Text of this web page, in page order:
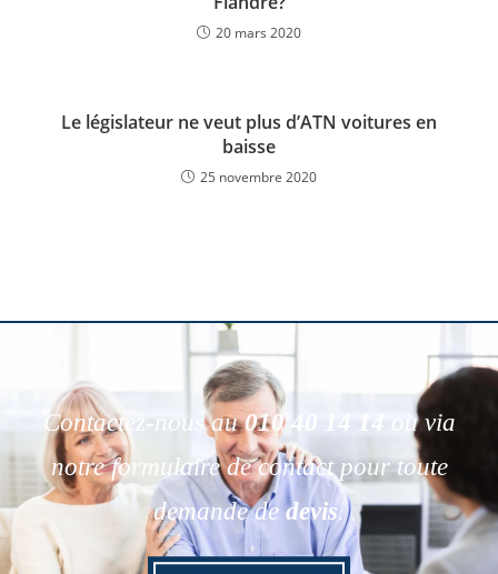
20 mars 2020
Le législateur ne veut plus d’ATN voitures en
baisse
25 novembre 2020
Contactez-nous au010 40 14 14
ou via
notre formulaire de contact pour toute
demande de devis.